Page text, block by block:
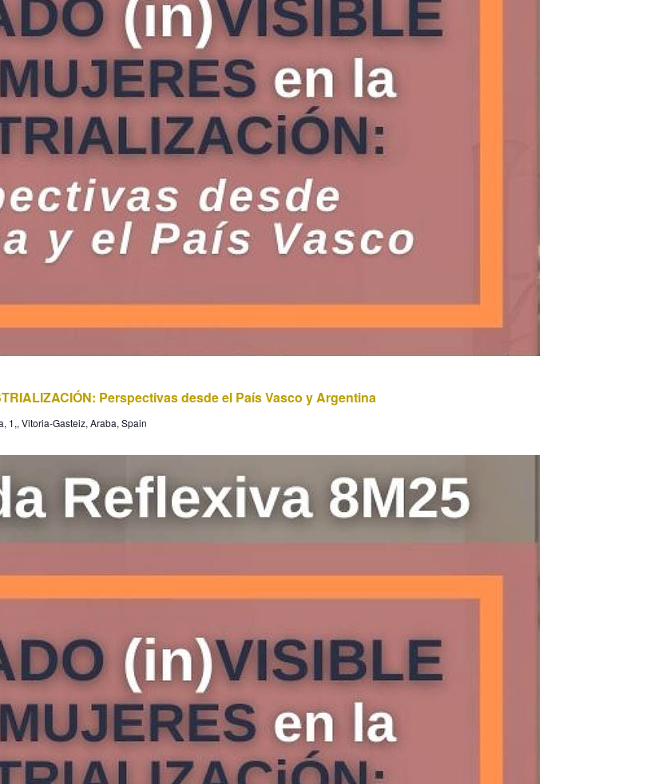
Perspectivas desde el País Vasco y Argentina
1,, Vitoria-Gasteiz, Araba, Spain